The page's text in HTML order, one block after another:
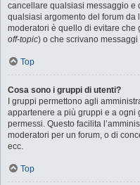
cancellare qualsiasi messaggio e
qualsiasi argomento del forum da
moderatori è quello di evitare che
off-topic) o che scrivano
Top
Cosa sono i gruppi di utenti?
I gruppi permettono agli
appartenere a più gruppi e a ogni
permessi. Questo facilita
moderatori per un forum, o di
ecc.
Top